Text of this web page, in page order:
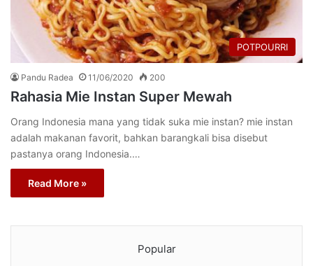
POTPOURRI
Pandu Radea 11/06/2020 200
Rahasia Mie Instan Super Mewah
Orang Indonesia mana yang tidak suka mie instan? mie instan
adalah makanan favorit, bahkan barangkali bisa disebut
pastanya orang Indonesia.…
Read More »
Popular